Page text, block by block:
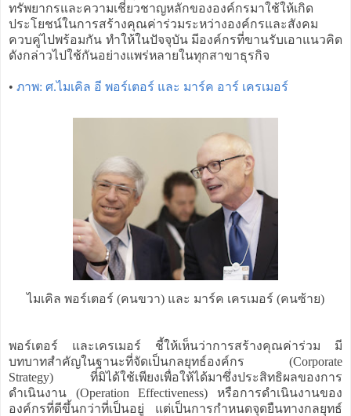
ทรัพยากรและความเชี่ยวชาญหลักขององค์กรมาใช้ให้เกิด
ประโยชน์ในการสร้างคุณค่าร่วมระหว่างองค์กรและสังคม
ควบคู่ไปพร้อมกัน ทำให้ในปัจจุบัน มีองค์กรที่ขานรับเอาแนวคิด
ดังกล่าวไปใช้กันอย่างแพร่หลายในทุกสาขาธุรกิจ
• ภาพ: ศ.ไมเคิล อี พอร์เตอร์ และ มาร์ค อาร์ เครเมอร์
ไมเคิล พอร์เตอร์ (คนขวา) และ มาร์ค เครเมอร์ (คนซ้าย)
พอร์เตอร์ และเครเมอร์ ชี้ให้เห็นว่าการสร้างคุณค่าร่วม มี
บทบาทสำคัญในฐานะที่จัดเป็นกลยุทธ์องค์กร (Corporate
Strategy) ที่มิได้ใช้เพียงเพื่อให้ได้มาซึ่งประสิทธิผลของการ
ดำเนินงาน (Operation Effectiveness) หรือการดำเนินงานของ
องค์กรที่ดีขึ้นกว่าที่เป็นอยู่ แต่เป็นการกำหนดจุดยืนทางกลยุทธ์